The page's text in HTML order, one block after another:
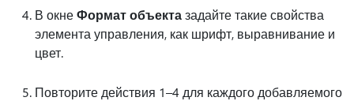
В окнеФормат объектазадайте такие свойства
элемента управления, как шрифт, выравнивание и
цвет.
Повторите действия 1–4 для каждого добавляемого